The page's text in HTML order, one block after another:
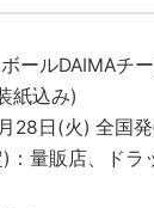
ールDAIMAチ
紙込み)
28日(火) 全国
量販店、ドラ